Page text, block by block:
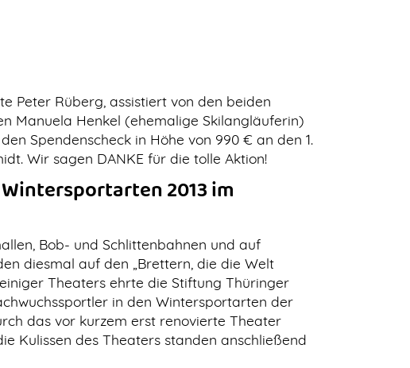
Peter Rüberg, assistiert von den beiden
Manuela Henkel (ehemalige Skilangläuferin)
Spendenscheck in Höhe von 990 € an den 1.
Wir sagen DANKE für die tolle Aktion!
2013 im
Bob- und Schlittenbahnen und auf
diesmal auf den „Brettern, die die Welt
Theaters ehrte die Stiftung Thüringer
in den Wintersportarten der
das vor kurzem erst renovierte Theater
Kulissen des Theaters standen anschließend